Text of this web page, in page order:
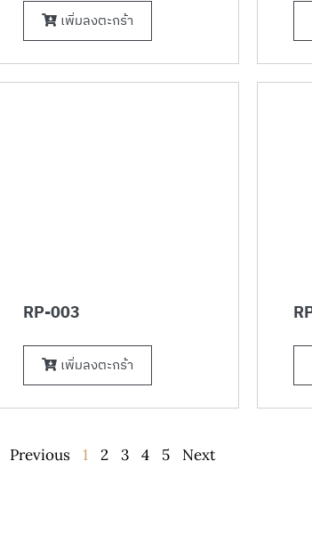
เพิ่มลงตะกร้า
RP-003
เพิ่มลงตะกร้า
Previous 1 2 3 4 5 Next